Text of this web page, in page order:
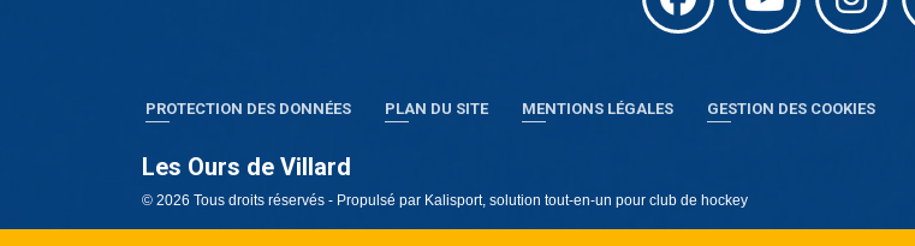
PROTECTION DES DONNÉES PLAN DU SITE MENTIONS LÉGALES GESTION DES COOKIES
Les Ours de Villard
© 2026 Tous droits réservés - Propulsé par Kalisport, solution tout-en-un pour club de hockey